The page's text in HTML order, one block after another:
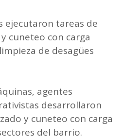
ejecutaron tareas de
cuneteo con carga
de desagües
agentes
desarrollaron
y cuneteo con carga
del barrio.